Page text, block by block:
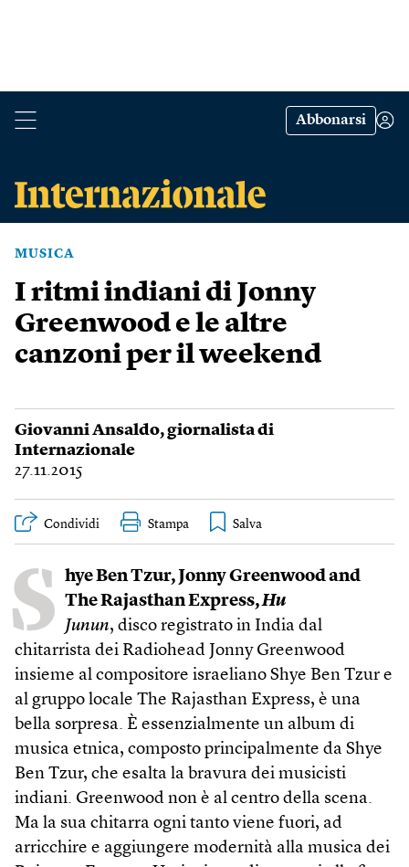
Abbonarsi
MUSICA
I ritmi indiani di Jonny
Greenwood e le altre
canzoni per il weekend
Giovanni Ansaldo, giornalista di
Internazionale
27.11.2015
Condividi Stampa
S hye Ben Tzur, Jonny Greenwood and
The Rajasthan Express,Hu
Junun, disco registrato in India dal
chitarrista dei Radiohead Jonny Greenwood
insieme al compositore israeliano Shye Ben Tzur e
al gruppo locale The Rajasthan Express, è una
bella sorpresa. È essenzialmente un album di
musica etnica, composto principalmente da Shye
Ben Tzur, che esalta la bravura dei musicisti
indiani. Greenwood non è al centro della scena.
Ma la sua chitarra ogni tanto viene fuori, ad
arricchire e aggiungere modernità alla musica dei